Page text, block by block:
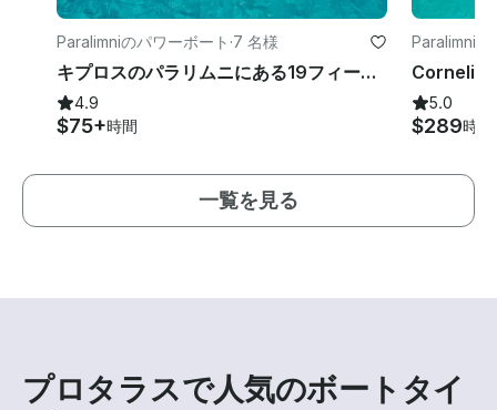
Paralimniのパワーボート ·7 名様
キプロスのパラリムニにある19フィートラニエリセンターコンソール賃貸
4.9
$75+時間
Paralimniの
5.0
$289時間
一覧を見る
プロタラスで人気のボートタイ